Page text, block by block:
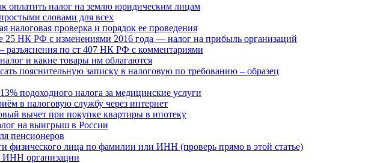
оплатить налог на землю юридическим лицам
словами для всех
налоговая проверка и порядок ее проведения
25 НК РФ с изменениями 2016 года — налог на прибыль организаций
по ст 407 НК РФ с комментариями
и какие товары им облагаются
пояснительную записку в налоговую по требованию – образец
подоходного налога за медицинские услуги
в налоговую службу через интернет
вычет при покупке квартиры в ипотеку
на выигрыш в России
пенсионеров
физического лица по фамилии или ИНН (проверь прямо в этой статье)
ИНН организации